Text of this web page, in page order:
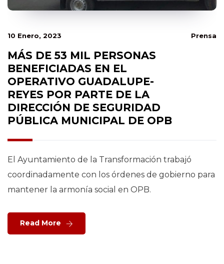
10 Enero, 2023 Prensa
MÁS DE 53 MIL PERSONAS
BENEFICIADAS EN EL
OPERATIVO GUADALUPE-
REYES POR PARTE DE LA
DIRECCIÓN DE SEGURIDAD
PÚBLICA MUNICIPAL DE OPB
El Ayuntamiento de la Transformación trabajó
coordinadamente con los órdenes de gobierno para
mantener la armonía social en OPB.
Read More